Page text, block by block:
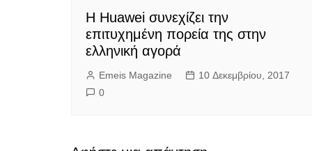
Η Huawei συνεχίζει την
επιτυχημένη πορεία της στην
ελληνική αγορά
Emeis Magazine
10 Δεκεμβρίου, 2017
0